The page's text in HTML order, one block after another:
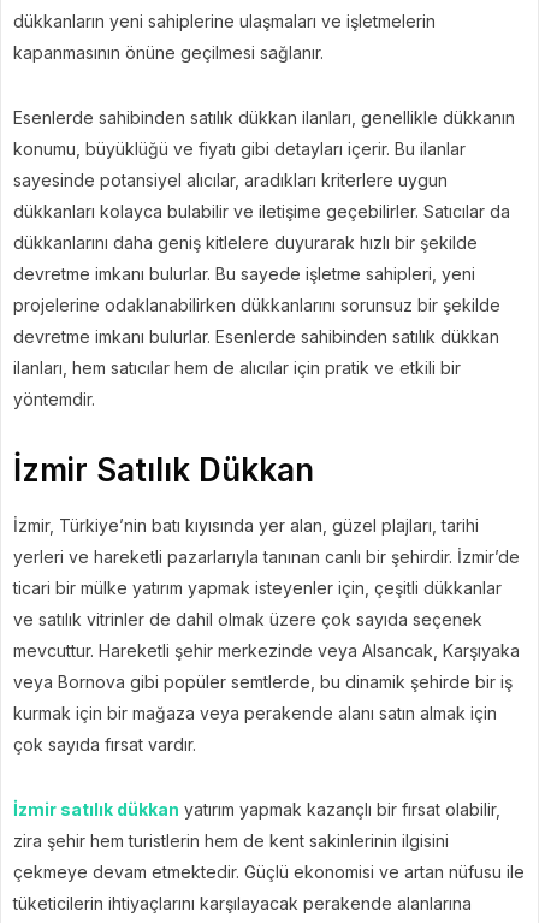
dükkanların yeni sahiplerine ulaşmaları ve işletmelerin
kapanmasının önüne geçilmesi sağlanır.
Esenlerde sahibinden satılık dükkan ilanları, genellikle dükkanın
konumu, büyüklüğü ve fiyatı gibi detayları içerir. Bu ilanlar
sayesinde potansiyel alıcılar, aradıkları kriterlere uygun
dükkanları kolayca bulabilir ve iletişime geçebilirler. Satıcılar da
dükkanlarını daha geniş kitlelere duyurarak hızlı bir şekilde
devretme imkanı bulurlar. Bu sayede işletme sahipleri, yeni
projelerine odaklanabilirken dükkanlarını sorunsuz bir şekilde
devretme imkanı bulurlar. Esenlerde sahibinden satılık dükkan
ilanları, hem satıcılar hem de alıcılar için pratik ve etkili bir
yöntemdir.
İzmir Satılık Dükkan
İzmir, Türkiye’nin batı kıyısında yer alan, güzel plajları, tarihi
yerleri ve hareketli pazarlarıyla tanınan canlı bir şehirdir. İzmir’de
ticari bir mülke yatırım yapmak isteyenler için, çeşitli dükkanlar
ve satılık vitrinler de dahil olmak üzere çok sayıda seçenek
mevcuttur. Hareketli şehir merkezinde veya Alsancak, Karşıyaka
veya Bornova gibi popüler semtlerde, bu dinamik şehirde bir iş
kurmak için bir mağaza veya perakende alanı satın almak için
çok sayıda fırsat vardır.
İzmir satılık dükkan yatırım yapmak kazançlı bir fırsat olabilir,
zira şehir hem turistlerin hem de kent sakinlerinin ilgisini
çekmeye devam etmektedir. Güçlü ekonomisi ve artan nüfusu ile
tüketicilerin ihtiyaçlarını karşılayacak perakende alanlarına